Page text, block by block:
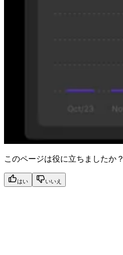
このページは役に立ちましたか？
はい いいえ